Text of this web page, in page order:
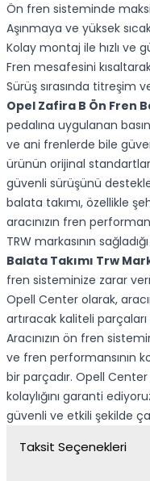
Ön fren sisteminde
Aşınmaya ve yüksek
Kolay montaj ile hızlı ve
Fren mesafesini
Sürüş sırasında titreşim
Opel Zafira B Ön Fren
pedalına uygulanan
ve ani frenlerde bile
ürünün orijinal
güvenli sürüşünü
balata takımı, özellikle
aracınızın fren
TRW markasının
Balata Takımı Trw
fren sisteminize zarar
Opell Center olarak,
artıracak kaliteli
Aracınızın ön fren
ve fren performansının
bir parçadır. Opell
kolaylığını garanti
güvenli ve etkili şekilde
Taksit Seçenekleri